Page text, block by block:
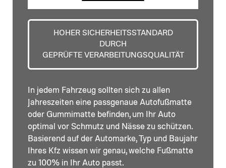
HOHER SICHERHEITSSTANDARD
DURCH
GEPRÜFTE VERARBEITUNGSQUALITÄT
In jedem Fahrzeug sollten sich zu allen
Jahreszeiten eine passgenaue Autofußmatte
oder Gummimatte befinden, um Ihr Auto
optimal vor Schmutz und Nässe zu schützen.
Basierend auf der Automarke, Typ und Baujahr
Ihres Kfz wissen wir genau, welche Fußmatte
zu 100% in Ihr Auto passt.